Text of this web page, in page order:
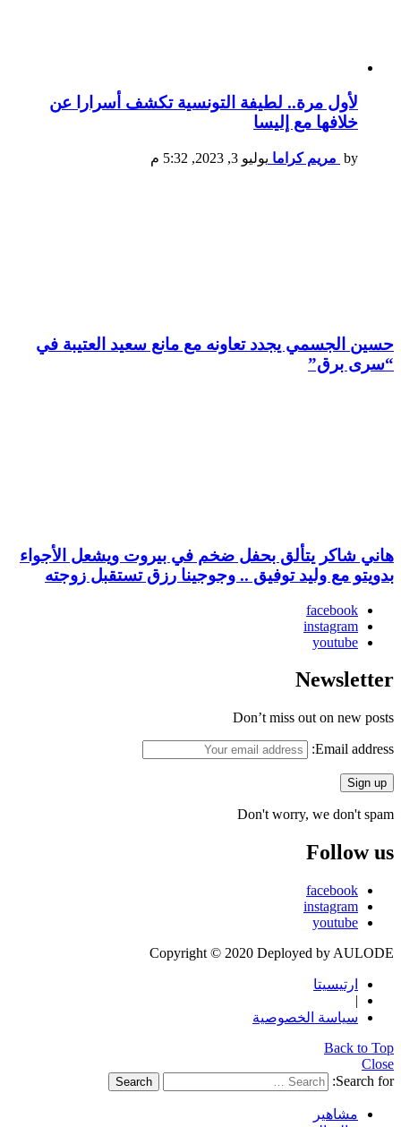
لأول مرة.. لطيفة التونسية تكشف أسرارا عن
خلافها مع إليسا
by مريم كراما يوليو 3, 2023, 5:32 م
حسين الجسمي يجدد تعاونه مع مانع سعيد العتيبة في
“سرى برق”
هاني شاكر يتألق بحفل ضخم في بيروت ويشعل الأجواء
بدويتو مع وليد توفيق .. وجوجينا رزق تستقبل زوجته
facebook
instagram
youtube
Newsletter
Don’t miss out on new posts
Email address:
Don't worry, we don't spam
Follow us
facebook
instagram
youtube
Copyright © 2020 Deployed by AULODE
ارتيسيتا
|
سياسة الخصوصية
Back to Top
Close
Search for:
Search
مشاهير